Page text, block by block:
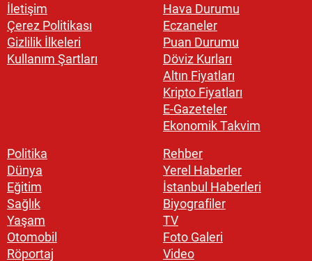
İletişim
Çerez Politikası
Gizlilik İlkeleri
Kullanım Şartları
Hava Durumu
Eczaneler
Puan Durumu
Döviz Kurları
Altın Fiyatları
Kripto Fiyatları
E-Gazeteler
Ekonomik Takvim
Politika
Dünya
Eğitim
Sağlık
Yaşam
Otomobil
Röportaj
Rehber
Yerel Haberler
İstanbul Haberleri
Biyografiler
TV
Foto Galeri
Video